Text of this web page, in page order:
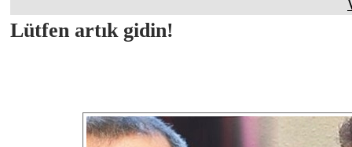
Lütfen artık gidin!